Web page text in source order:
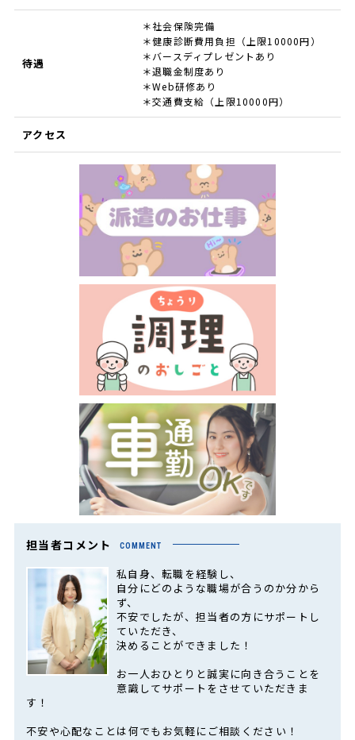
待遇
＊社会保険完備
＊健康診断費用負担（上限10000円）
＊バースディプレゼントあり
＊退職金制度あり
＊Web研修あり
＊交通費支給（上限10000円）
アクセス
担当者コメント COMMENT
私自身、転職を経験し、
自分にどのような職場が合うのか分から
ず、
不安でしたが、担当者の方にサポートし
ていただき、
決めることができました！
お一人おひとりと誠実に向き合うことを
意識してサポートをさせていただきま
す！
不安や心配なことは何でもお気軽にご相談ください！